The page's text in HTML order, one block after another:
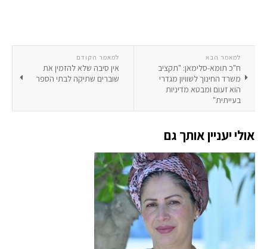
למאמר הקודם
אין סיבה שלא להזמין את
שוברים שתיקה לבתי הספר
למאמר הבא
ח"כ תומא-סלימאן: "תקציב
משרד החינוך לשוויון מגדרי
הוא זעום ומבטא מדיניות
בעייתית"
אולי יעניין אותך גם